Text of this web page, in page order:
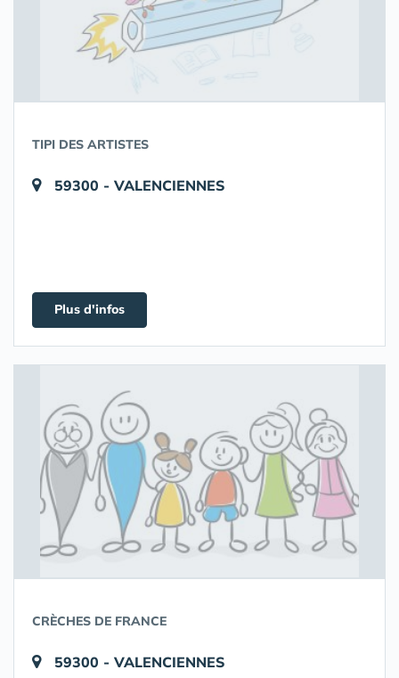
TIPI DES ARTISTES
59300 - VALENCIENNES
Plus d'infos
CRÈCHES DE FRANCE
59300 - VALENCIENNES